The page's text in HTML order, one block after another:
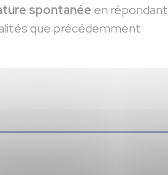
spontanée en répondant
que précédemment